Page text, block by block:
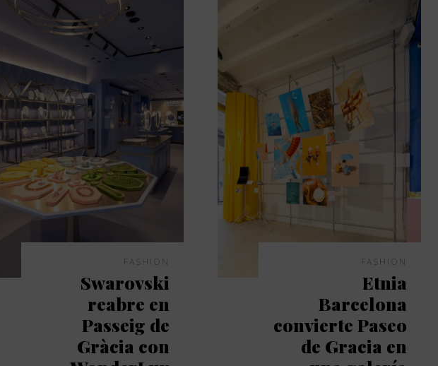
FASHION
Swarovski
reabre en
Passeig de
Gràcia con
FASHION
Etnia
Barcelona
convierte Paseo
de Gracia en